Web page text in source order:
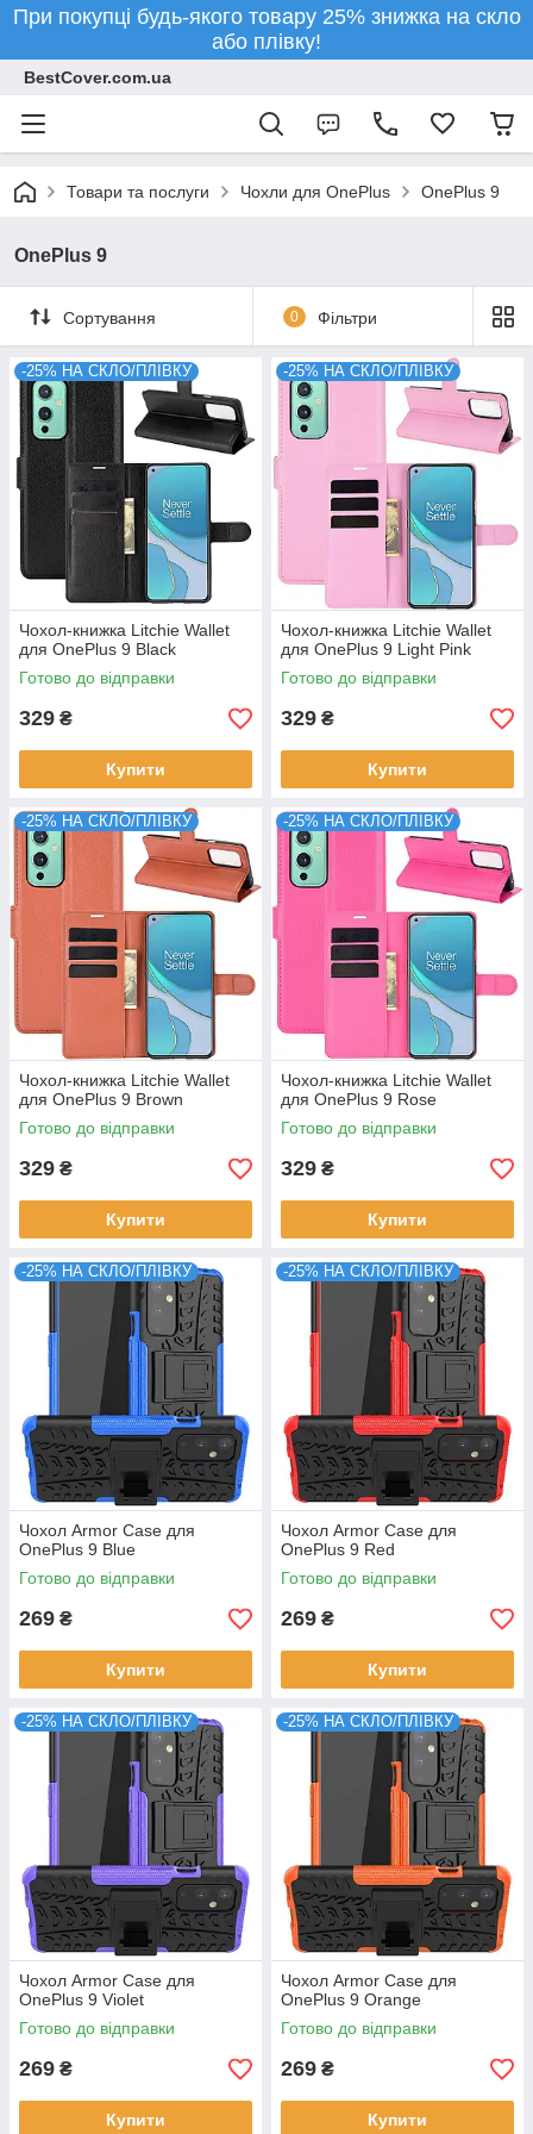
При покупці будь-якого товару 25% знижка на скло
або плівку!
BestCover.com.ua
Товари та послуги Чохли для OnePlus OnePlus 9
OnePlus 9
Сортування 0 Фільтри
-25% НА СКЛО/ПЛІВКУ
Чохол-книжка Litchie Wallet
для OnePlus 9 Black
Готово до відправки
329 ₴
Купити
-25% НА СКЛО/ПЛІВКУ
Чохол-книжка Litchie Wallet
для OnePlus 9 Light Pink
Готово до відправки
329 ₴
Купити
-25% НА СКЛО/ПЛІВКУ
Чохол-книжка Litchie Wallet
для OnePlus 9 Brown
Готово до відправки
329 ₴
Купити
-25% НА СКЛО/ПЛІВКУ
Чохол-книжка Litchie Wallet
для OnePlus 9 Rose
Готово до відправки
329 ₴
Купити
-25% НА СКЛО/ПЛІВКУ
Чохол Armor Case для
OnePlus 9 Blue
Готово до відправки
269 ₴
Купити
-25% НА СКЛО/ПЛІВКУ
Чохол Armor Case для
OnePlus 9 Red
Готово до відправки
269 ₴
Купити
-25% НА СКЛО/ПЛІВКУ
Чохол Armor Case для
OnePlus 9 Violet
Готово до відправки
269 ₴
Купити
-25% НА СКЛО/ПЛІВКУ
Чохол Armor Case для
OnePlus 9 Orange
Готово до відправки
269 ₴
Купити